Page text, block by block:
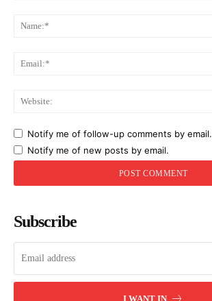
Notify me of follow-up comments by email.
Notify me of new posts by email.
Subscribe
I WANT IN